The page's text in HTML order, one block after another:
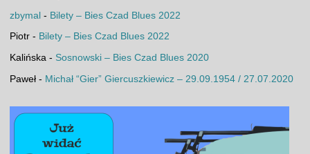
zbymal- Bilety – Bies Czad Blues 2022
Piotr- Bilety – Bies Czad Blues 2022
Kalińska- Sosnowski – Bies Czad Blues 2020
Paweł- Michał “Gier” Giercuszkiewicz – 29.09.1954 / 27.07.2020